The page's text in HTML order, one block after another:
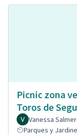
Picnic zona
Toros de
Vanessa
Parques y